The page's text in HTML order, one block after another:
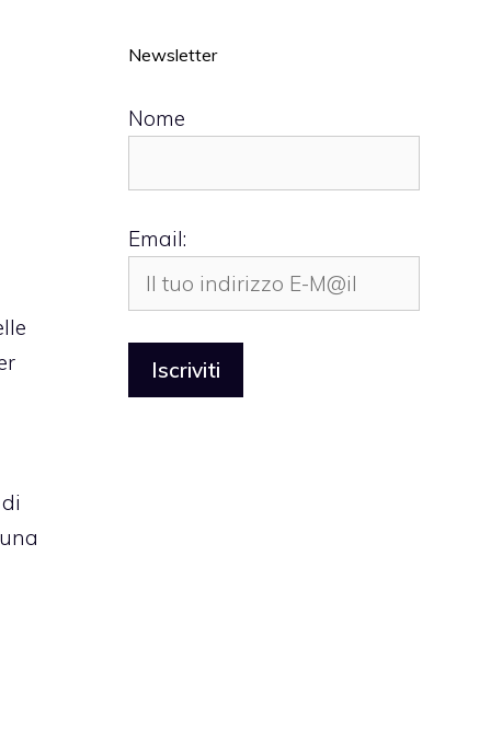
Newsletter
Nome
Email: